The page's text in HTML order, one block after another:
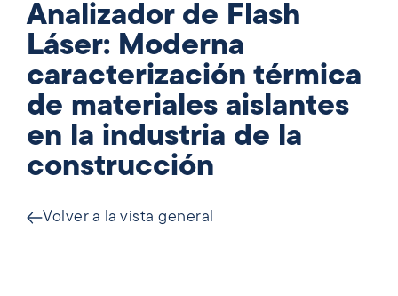
Analizador de Flash
Láser: Moderna
caracterización térmica
de materiales aislantes
en la industria de la
construcción
Volver a la vista general